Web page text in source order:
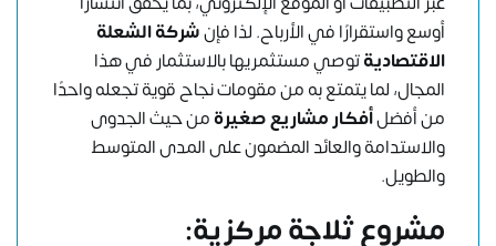
أوسع واستقرارًا في الأرباح. لذا فإنشركة الشعلة
الاقتصاديةتوصي مستثمريها بالاستثمار في هذا
المجال، لما يتمتع به من مقومات نجاح قوية تجعله واحدًا
من أفضلأفكار مشاريع صغيرةمن حيث الجدوى
والاستدامة والعائد المضمون على المدى المتوسط
والطويل.
مشروع ثلاجة مركزية: